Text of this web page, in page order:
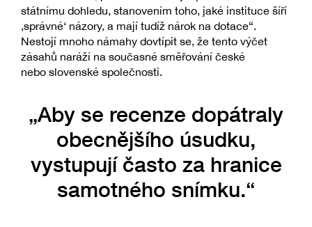
státnímu dohledu, stanovením toho, jaké instituce šíří
‚správné‘ názory, a mají tudíž nárok na dotace“.
Nestojí mnoho námahy dovtípit se, že tento výčet
zásahů naráží na současné směřování české
nebo slovenské společnosti.
„Aby se recenze dopátraly
obecnějšího úsudku,
vystupují často za hranice
samotného snímku.“